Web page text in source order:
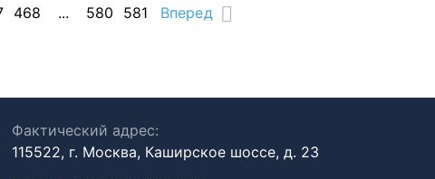
468 ... 580 581 Вперед
Фактический адрес:
115522, г. Москва, Каширское шоссе, д. 23